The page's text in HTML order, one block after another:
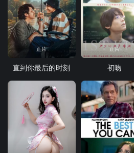
正片
直到你最后的时刻
正片
初吻